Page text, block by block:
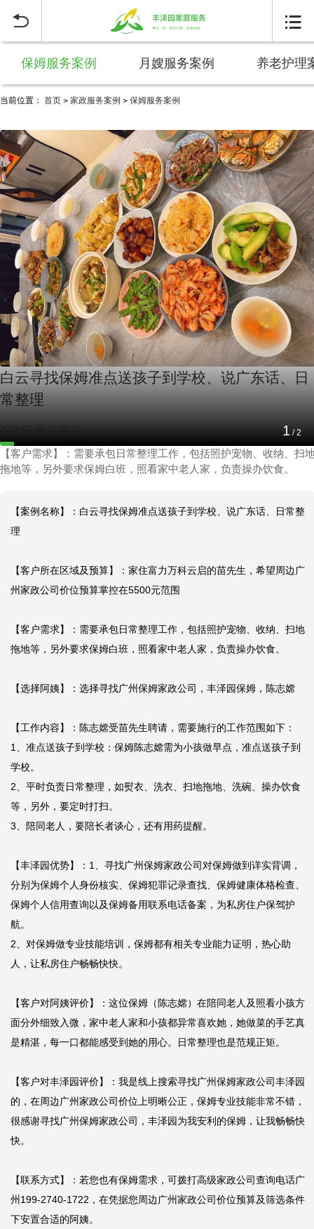
 
保姆服务案例 月嫂服务案例 养老护理
当前位置： 首页 > 家政服务案例 > 保姆服务案例
1 /2
白云寻找保姆准点送孩子到学校、说广东话、日
常整理
2024-07-30 10:22:25
【客户需求】：需要承包日常整理工作，包括照护宠物、收纳、扫
拖地等，另外要求保姆白班，照看家中老人家，负责操办饮食。
【案例名称】：白云寻找保姆准点送孩子到学校、说广东话、日常整
理
【客户所在区域及预算】：家住富力万科云启的苗先生，希望周边广
州家政公司价位预算掌控在5500元范围
【客户需求】：需要承包日常整理工作，包括照护宠物、收纳、扫地
拖地等，另外要求保姆白班，照看家中老人家，负责操办饮食。
【选择阿姨】：选择寻找广州保姆家政公司，丰泽园保姆，陈志嫦
【工作内容】：陈志嫦受苗先生聘请，需要施行的工作范围如下：
1、准点送孩子到学校：保姆陈志嫦需为小孩做早点，准点送孩子到
学校。
2、平时负责日常整理，如熨衣、洗衣、扫地拖地、洗碗、操办饮食
等，另外，要定时打扫。
3、陪同老人，要陪长者谈心，还有用药提醒。
【丰泽园优势】：1、寻找广州保姆家政公司对保姆做到详实背调，
分别为保姆个人身份核实、保姆犯罪记录查找、保姆健康体格检查、
保姆个人信用查询以及保姆备用联系电话备案，为私房住户保驾护
航。
2、对保姆做专业技能培训，保姆都有相关专业能力证明，热心助
人，让私房住户畅畅快快。
【客户对阿姨评价】：这位保姆（陈志嫦）在陪同老人及照看小孩方
面分外细致入微，家中老人家和小孩都异常喜欢她，她做菜的手艺真
是精湛，每一口都能感受到她的用心。日常整理也是范规正矩。
【客户对丰泽园评价】：我是线上搜索寻找广州保姆家政公司丰泽园
的，在周边广州家政公司价位上明晰公正，保姆专业技能非常不错，
很感谢寻找广州保姆家政公司，丰泽园为我安利的保姆，让我畅畅快
快。
【联系方式】：若您也有保姆需求，可拨打高级家政公司查询电话广
州199-2740-1722，在凭据您周边广州家政公司价位预算及筛选条件
下安置合适的阿姨。